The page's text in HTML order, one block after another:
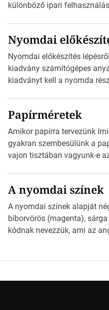
különböző ipari
okostelefonjára telepíthet
alkalmazást, ami leolvasni
információt és átirányítja a
weblapjára. A QR-kód
Nyomdai
Nyomdai előkészítés
kiadvány számítógépes
kiadványt kell a nyomda
Illustratorban készült
esetben konzultáljunk a
nyomdai
derüljön ki, hogy valamit
Papírméretek
Amikor papírra tervezünk
gyakran szembesülünk a
vajon tisztában vagyunk-e
*Hirdetés Ebben a cikkben a
világába kalauzolunk el
milyen szempontok alapján
jövőben. Bevezetés a
A nyomdai színek
A nyomdai színek alapját
bíborvörös (magenta),
kódnak nevezzük, ami az